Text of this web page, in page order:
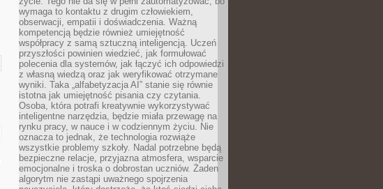
wymaga to kontaktu z drugim człowiekiem,
obserwacji, empatii i doświadczenia. Ważną
kompetencją będzie również umiejętność
współpracy z samą sztuczną inteligencją. Uczeń
przyszłości powinien wiedzieć, jak formułować
polecenia dla systemów, jak łączyć ich odpowiedzi
z własną wiedzą oraz jak weryfikować otrzymane
wyniki. Taka „alfabetyzacja AI” stanie się równie
istotna jak umiejętność pisania czy czytania.
Osoba, która potrafi kreatywnie wykorzystywać
inteligentne narzędzia, będzie miała przewagę na
rynku pracy, w nauce i w codziennym życiu. Nie
oznacza to jednak, że technologia rozwiąże
wszystkie problemy szkoły. Nadal potrzebne będą
bezpieczne relacje, przyjazna atmosfera, wsparcie
emocjonalne i troska o dobrostan uczniów. Żaden
algorytm nie zastąpi uważnego spojrzenia